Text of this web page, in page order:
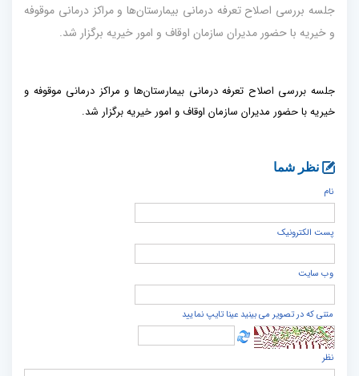
جلسه بررسی اصلاح تعرفه درمانی بیمارستان‌ها و مراکز درمانی موقوفه
و خیریه با حضور مدیران سازمان اوقاف و امور خیریه برگزار شد.
جلسه بررسی اصلاح تعرفه درمانی بیمارستان‌ها و مراکز درمانی موقوفه و
خیریه با حضور مدیران سازمان اوقاف و امور خیریه برگزار شد.
نظر شما
نام
پست الكترونيک
وب سایت
متنی که در تصویر می بینید عینا تایپ نمایید
نظر